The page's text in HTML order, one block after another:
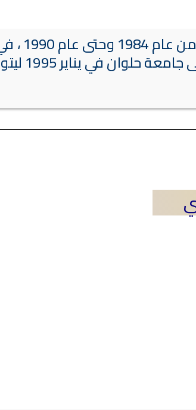
أستاذ التاريخ الحديث والمعاصر والمؤرخ المصري المعروف ، تولى
فترتين متعاقبتين ، ثم فترة ثالثة من عام 1992 وحتى